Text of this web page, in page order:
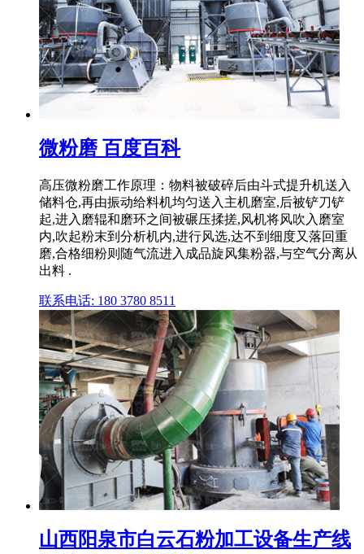
微粉磨 百度百科
高压微粉磨工作原理：物料被破碎后由斗式提升机送入
储料仓,再由振动给料机均匀送入主机磨室,后被铲刀铲
起,进入磨辊和磨环之间被碾压揉搓,风机将风吹入磨室
内,吹起粉末到分析机内,进行风选,达不到细度又落回重
磨,合格细粉则随气流进入成品旋风集粉器,与空气分离从
出料 .
联系电话: 180 3780 8511
山西阳泉市白云石粉加工设备生产线